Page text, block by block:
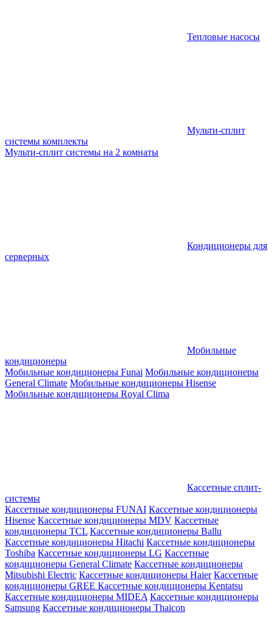
Тепловые насосы
Мульти-сплит
системы комплекты
Мульти-сплит системы на 2 комнаты
Кондиционеры для
серверных
Мобильные
кондиционеры
Мобильные кондиционеры Funai Мобильные кондиционеры
General Climate Мобильные кондиционеры Hisense
Мобильные кондиционеры Royal Clima
Кассетные сплит-
системы
Кассетные кондиционеры FUNAI Кассетные кондиционеры
Hisense Кассетные кондиционеры MDV Кассетные
кондиционеры TCL Кассетные кондиционеры Ballu
Кассетные кондиционеры Hitachi Кассетные кондиционеры
Toshiba Кассетные кондиционеры LG Кассетные
кондиционеры General Climate Кассетные кондиционеры
Mitsubishi Electric Кассетные кондиционеры Haier Кассетные
кондиционеры GREE Кассетные кондиционеры Kentatsu
Кассетные кондиционеры MIDEA Кассетные кондиционеры
Samsung Кассетные кондиционеры Thaicon